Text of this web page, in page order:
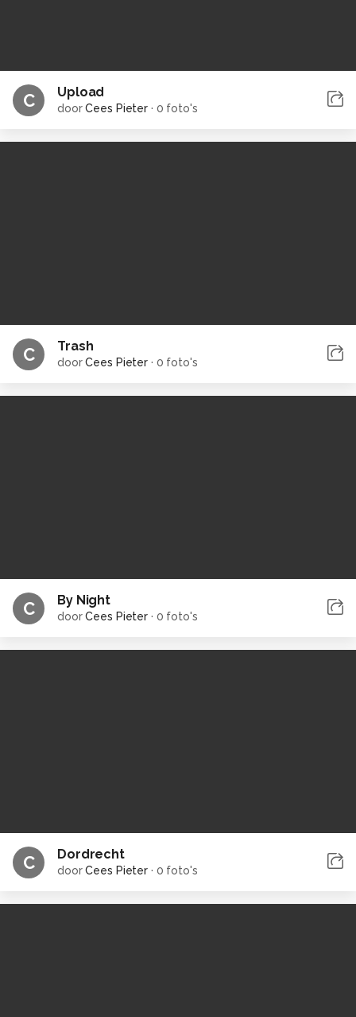
C Upload
doorCees Pieter · 0 foto's
C Trash
doorCees Pieter · 0 foto's
C By Night
doorCees Pieter · 0 foto's
C Dordrecht
doorCees Pieter · 0 foto's